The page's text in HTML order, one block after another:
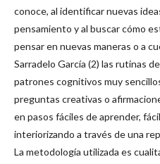
conoce, al identificar nuevas
pensamiento y al buscar cómo
pensar en nuevas maneras o a
Sarradelo García (2) las rutinas
patrones cognitivos muy
preguntas creativas o
en pasos fáciles de aprender,
interiorizando a través de una
La metodología utilizada es